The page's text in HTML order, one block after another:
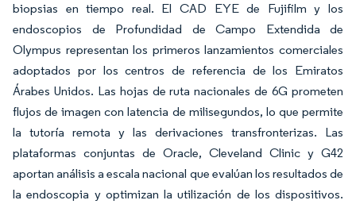
biopsias en tiempo real. El CAD EYE de Fujifilm y los
endoscopios de Profundidad de Campo Extendida de
Olympus representan los primeros lanzamientos comerciales
adoptados por los centros de referencia de los Emiratos
Árabes Unidos. Las hojas de ruta nacionales de 6G prometen
flujos de imagen con latencia de milisegundos, lo que permite
la tutoría remota y las derivaciones transfronterizas. Las
plataformas conjuntas de Oracle, Cleveland Clinic y G42
aportan análisis a escala nacional que evalúan los resultados de
la endoscopia y optimizan la utilización de los dispositivos.